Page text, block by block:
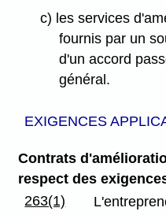
c) les services
fournis par un
d'un accord
général.
EXIGENCES
Contrats
respect des
263(1)